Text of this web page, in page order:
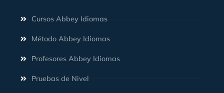
Cursos Abbey Idiomas
Método Abbey Idiomas
Profesores Abbey Idiomas
Pruebas de Nivel